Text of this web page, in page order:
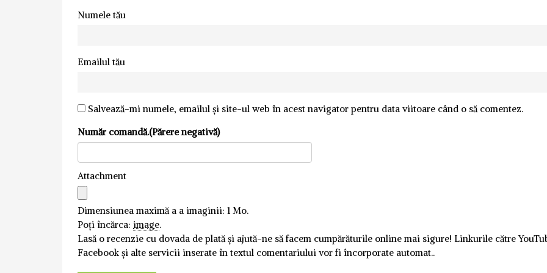
Numele tău
Emailul tău
Salvează-mi numele, emailul și site-ul web în acest navigator pentru data viitoare când o să comentez.
Număr comandă.(Părere negativă)
Attachment
Dimensiunea maximă a a imaginii: 1 Mo.
Poți încărca: image.
Lasă o recenzie cu dovada de plată și ajută-ne să facem cumpărăturile online mai sigure! Linkurile către
Facebook și alte servicii inserate în textul comentariului vor fi încorporate automat..